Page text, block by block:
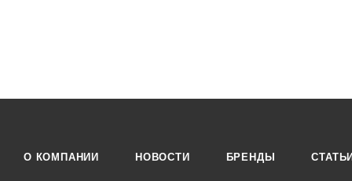
О КОМПАНИИ НОВОСТИ БРЕНДЫ СТАТЬИ